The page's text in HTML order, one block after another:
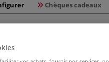
Chèques cadeaux